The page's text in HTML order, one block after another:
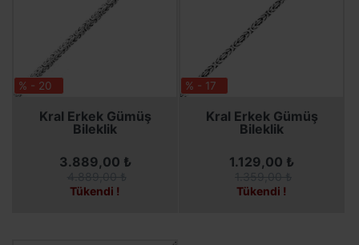
% - 20
Kral Erkek Gümüş
Bileklik
SEPETE EKLE
3.889,00 ₺
Tükendi !
% - 17
Kral Erkek Gümüş
Bileklik
SEPETE EKLE
1.129,00 ₺
Tükendi !